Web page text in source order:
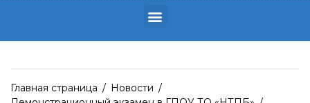
Главная страница / Новости /